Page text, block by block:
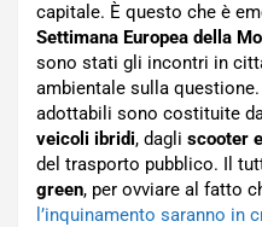
capitale. È questo che è
Settimana Europea della
sono stati gli incontri in
ambientale sulla
adottabili sono costituite
veicoli ibridi, dagli scooter
del trasporto pubblico. Il
green, per ovviare al fatto
l’inquinamento saranno in